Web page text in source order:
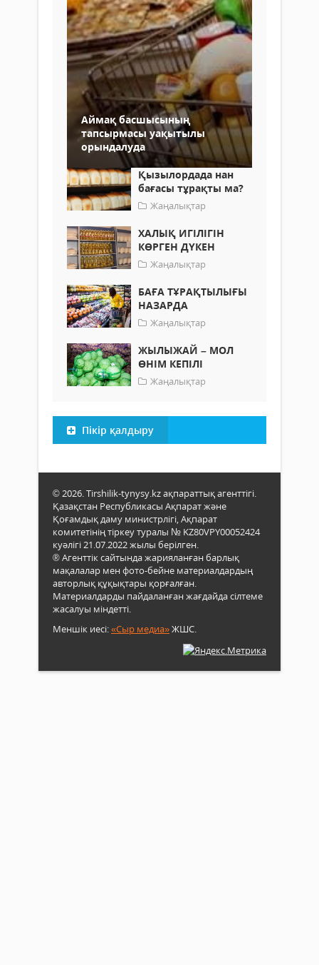
Аймақ басшысының
тапсырмасы уақытылы
орындалуда
Қызылордада нан
бағасы тұрақты ма?
Жаңалықтар
ХАЛЫҚ ИГІЛІГІН
КӨРГЕН ДҮКЕН
Жаңалықтар
БАҒА ТҰРАҚТЫЛЫҒЫ
НАЗАРДА
Жаңалықтар
ЖЫЛЫЖАЙ – МОЛ
ӨНІМ КЕПІЛІ
Жаңалықтар
Пікір қалдыру
© 2026. Tirshilik-tynysy.kz ақпараттық агенттігі.
Қазақстан Республикасы Ақпарат және
Қоғамдық даму министрлігі, Ақпарат
комитетінің тіркеу туралы № KZ80VPY00052424
куәлігі 21.07.2022 жылы берілген.
® Агенттік сайтында жарияланған барлық
мақалалар мен фото-бейне материалдардың
авторлық құқықтары қорғалған.
Материалдарды пайдаланған жағдайда сілтеме
жасалуы міндетті.
Меншік иесі:«Сыр медиа»ЖШС.